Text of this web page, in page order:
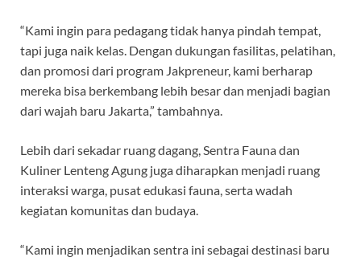
“Kami ingin para pedagang tidak hanya pindah tempat,
tapi juga naik kelas. Dengan dukungan fasilitas, pelatihan,
dan promosi dari program Jakpreneur, kami berharap
mereka bisa berkembang lebih besar dan menjadi bagian
dari wajah baru Jakarta,” tambahnya.
Lebih dari sekadar ruang dagang, Sentra Fauna dan
Kuliner Lenteng Agung juga diharapkan menjadi ruang
interaksi warga, pusat edukasi fauna, serta wadah
kegiatan komunitas dan budaya.
“Kami ingin menjadikan sentra ini sebagai destinasi baru